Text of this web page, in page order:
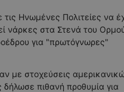
Ηνωμένες Πολιτείες να
νάρκες στα Στενά του
για "πρωτόγνωρες"
με στοχεύσεις
πιθανή προθυμία για